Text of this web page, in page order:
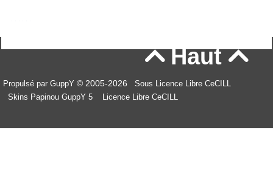
Haut
Propulsé par GuppY © 2005-2026
Sous Licence Libre CeCILL
Skins Papinou GuppY 5
Licence Libre CeCILL